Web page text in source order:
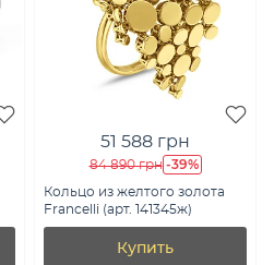
51 588 грн
84 890 грн -39%
Кольцо из желтого золота
Francelli (арт. 141345ж)
Купить